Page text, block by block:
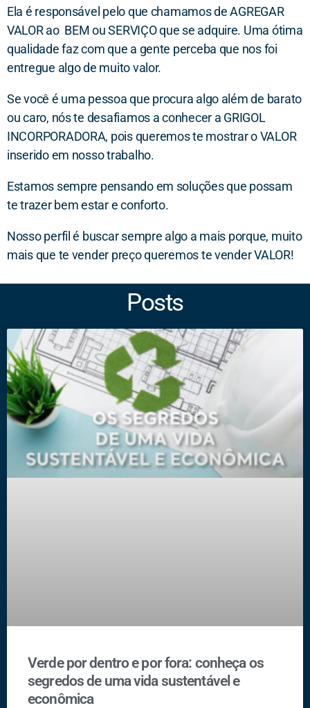
Ela é responsável pelo que chamamos de AGREGAR
VALOR ao BEM ou SERVIÇO que se adquire. Uma ótima
qualidade faz com que a gente perceba que nos foi
entregue algo de muito valor.
Se você é uma pessoa que procura algo além de barato
ou caro, nós te desafiamos a conhecer a GRIGOL
INCORPORADORA, pois queremos te mostrar o VALOR
inserido em nosso trabalho.
Estamos sempre pensando em soluções que possam
te trazer bem estar e conforto.
Nosso perfil é buscar sempre algo a mais porque, muito
mais que te vender preço queremos te vender VALOR!
Posts
Verde por dentro e por fora: conheça os
segredos de uma vida sustentável e
econômica